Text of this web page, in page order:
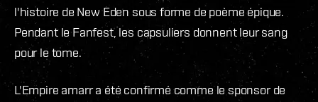
l'histoire de New Eden sous forme de poème épique.
Pendant le Fanfest, les capsuliers donnent leur sang
pour le tome.
L'Empire amarr a été confirmé comme le sponsor de